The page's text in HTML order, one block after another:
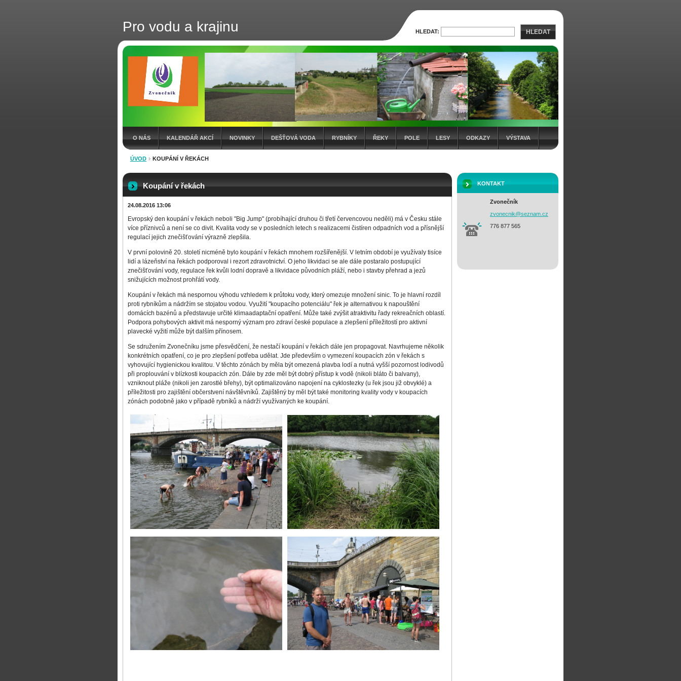
Pro vodu a krajinu
O NÁS KALENDÁŘ AKCÍ NOVINKY DEŠŤOVÁ VODA RYBNÍKY ŘEKY POLE LESY ODKAZY VÝSTAVA
ÚVOD KOUPÁNÍ V ŘEKÁCH
Koupání v řekách
24.08.2016 13:06
Evropský den koupání v řekách neboli "Big Jump" (probíhající druhou či třetí červencovou neděli) má v Česku stále
více příznivců a není se co divit. Kvalita vody se v posledních letech s realizacemi čistíren odpadních vod a přísnější
regulací jejich znečišťování výrazně zlepšila.
V první polovině 20. století nicméně bylo koupání v řekách mnohem rozšířenější. V letním období je využívaly tisíce
lidí a lázeňství na řekách podporoval i rezort zdravotnictví. O jeho likvidaci se ale dále postaralo postupující
znečišťování vody, regulace řek kvůli lodní dopravě a likvidace původních pláží, nebo i stavby přehrad a jezů
snižujících možnost prohřátí vody.
Koupání v řekách má nespornou výhodu vzhledem k průtoku vody, který omezuje množení sinic. To je hlavní rozdíl
proti rybníkům a nádržím se stojatou vodou. Využití "koupacího potenciálu" řek je alternativou k napouštění
domácích bazénů a představuje určité klimaadaptační opatření. Může také zvýšit atraktivitu řady rekreačních oblastí.
Podpora pohybových aktivit má nesporný význam pro zdraví české populace a zlepšení příležitostí pro aktivní
plavecké vyžití může být dalším přínosem.
Se sdružením Zvonečníku jsme přesvědčení, že nestačí koupání v řekách dále jen propagovat. Navrhujeme několik
konkrétních opatření, co je pro zlepšení potřeba udělat. Jde především o vymezení koupacích zón v řekách s
vyhovující hygienickou kvalitou. V těchto zónách by měla být omezená plavba lodí a nutná vyšší pozornost lodivodů
při proplouvání v blízkosti koupacích zón. Dále by zde měl být dobrý přístup k vodě (nikoli bláto či balvany),
vzniknout pláže (nikoli jen zarostlé břehy), být optimalizováno napojení na cyklostezky (u řek jsou již obvyklé) a
příležitosti pro zajištění občerstvení návštěvníků. Zajištěný by měl být také monitoring kvality vody v koupacích
zónách podobně jako v případě rybníků a nádrží využívaných ke koupání.
KONTAKT
Zvonečník
zvonecnik@seznam .cz
776 877 565
HLEDAT: HLEDAT